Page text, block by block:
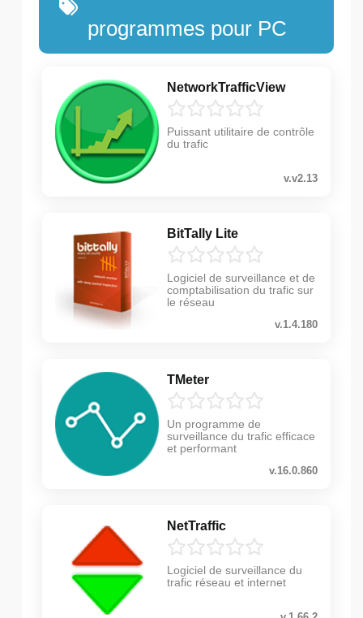
programmes pour PC
NetworkTrafficView
Puissant utilitaire de contrôle
du trafic
v.v2.13
BitTally Lite
Logiciel de surveillance et de
comptabilisation du trafic sur
le réseau
v.1.4.180
TMeter
Un programme de
surveillance du trafic efficace
et performant
v.16.0.860
NetTraffic
Logiciel de surveillance du
trafic réseau et internet